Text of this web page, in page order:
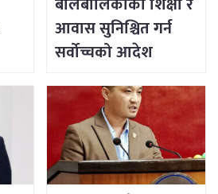
आवास सुनिश्चित गर्न
सर्वोच्चको आदेश